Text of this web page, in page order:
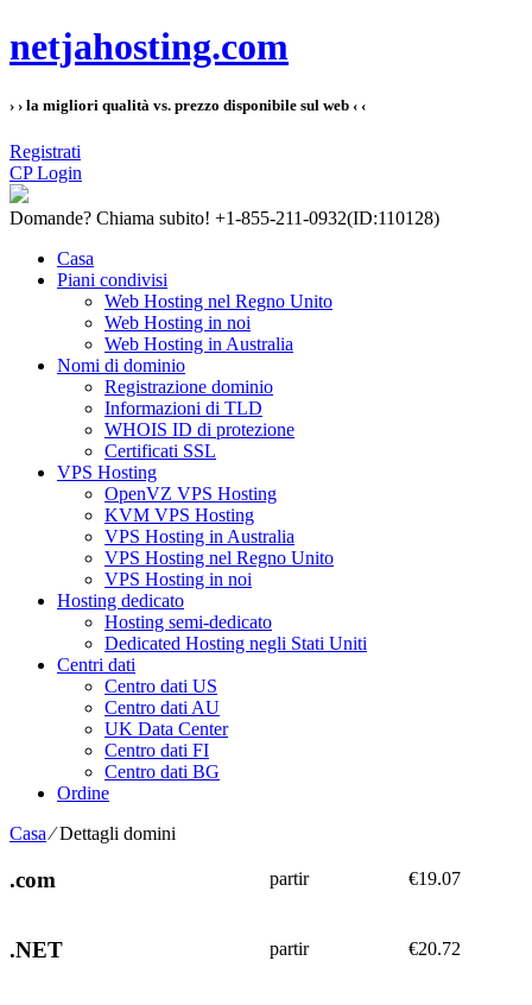
netjahosting.com
› › la migliori qualità vs. prezzo disponibile sul web ‹ ‹
Registrati
CP Login
Domande? Chiama subito! +1-855-211-0932(ID:110128)
Casa
Piani condivisi
Web Hosting nel Regno Unito
Web Hosting in noi
Web Hosting in Australia
Nomi di dominio
Registrazione dominio
Informazioni di TLD
WHOIS ID di protezione
Certificati SSL
VPS Hosting
OpenVZ VPS Hosting
KVM VPS Hosting
VPS Hosting in Australia
VPS Hosting nel Regno Unito
VPS Hosting in noi
Hosting dedicato
Hosting semi-dedicato
Dedicated Hosting negli Stati Uniti
Centri dati
Centro dati US
Centro dati AU
UK Data Center
Centro dati FI
Centro dati BG
Ordine
Casa⁄Dettagli domini
.com partir €19.07
.NET partir €20.72